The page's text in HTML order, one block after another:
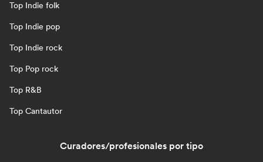
Top Indie folk
Top Indie pop
Top Indie rock
Top Pop rock
Top R&B
Top Cantautor
Curadores/profesionales por tipo